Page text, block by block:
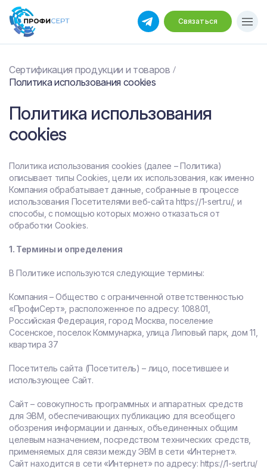
Связаться
Сертификация продукции и товаров
Политика использования cookies
Политика использования
cookies
Политика использования cookies (далее – Политика)
описывает типы Cookies, цели их использования, как именно
Компания обрабатывает данные, собранные в процессе
использования Посетителями веб-сайта https://1-sert.ru/, и
способы, с помощью которых можно отказаться от
обработки Cookies.
1. Термины и определения
В Политике используются следующие термины:
Компания – Общество с ограниченной ответственностью
«ПрофиСерт», расположенное по адресу: 108801,
Российская Федерация, город Москва, поселение
Сосенское, поселок Коммунарка, улица Липовый парк, дом 11,
квартира 37
Посетитель сайта (Посетитель) – лицо, посетившее и
использующее Сайт.
Сайт – совокупность программных и аппаратных средств
для ЭВМ, обеспечивающих публикацию для всеобщего
обозрения информации и данных, объединенных общим
целевым назначением, посредством технических средств,
применяемых для связи между ЭВМ в сети «Интернет».
Сайт находится в сети «Интернет» по адресу: https://1-sert.ru/